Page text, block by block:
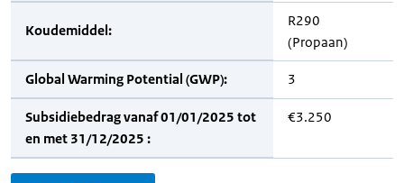
Koudemiddel:
R290
(Propaan)
Global Warming Potential (GWP): 3
Subsidiebedrag vanaf 01/01/2025 tot
en met 31/12/2025 :
€3.250